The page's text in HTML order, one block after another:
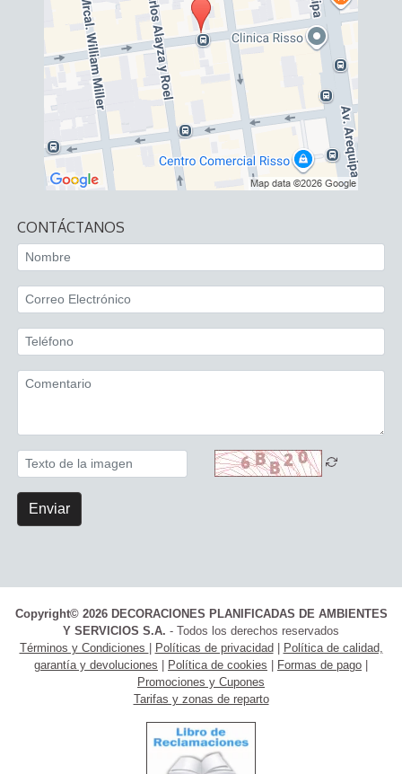
CONTÁCTANOS
Enviar
Copyright© 2026 DECORACIONES PLANIFICADAS DE AMBIENTES
Y SERVICIOS S.A. - Todos los derechos reservados
Términos y Condiciones
Políticas de privacidad
Política de calidad,
garantía y devoluciones
Política de cookies Formas de pago
Promociones y Cupones
Tarifas y zonas de reparto